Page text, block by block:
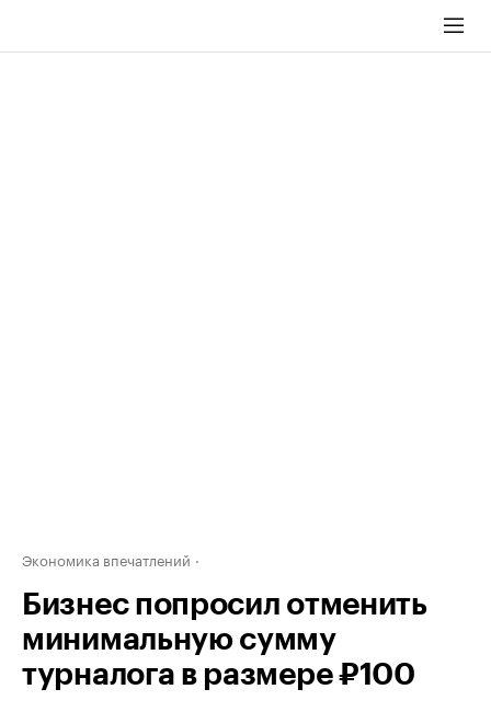
Экономика впечатлений
Бизнес попросил отменить
минимальную сумму
турналога в размере ₽100